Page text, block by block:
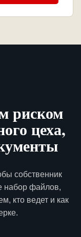
риском
цеха,
собственник
набор файлов,
кто ведет и как